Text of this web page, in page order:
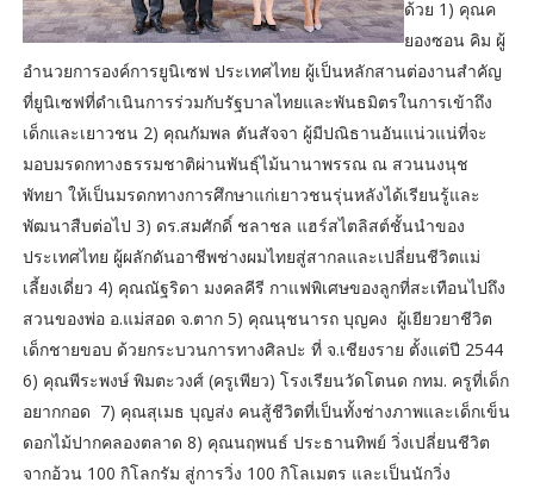
ด้วย 1) คุณค
ยองซอน คิม ผู้
อำนวยการองค์การยูนิเซฟ ประเทศไทย ผู้เป็นหลักสานต่องานสำคัญ
ที่ยูนิเซฟที่ดำเนินการร่วมกับรัฐบาลไทยและพันธมิตรในการเข้าถึง
เด็กและเยาวชน 2) คุณกัมพล ตันสัจจา ผู้มีปณิธานอันแน่วแน่ที่จะ
มอบมรดกทางธรรมชาติผ่านพันธุ์ไม้นานาพรรณ ณ สวนนงนุช
พัทยา ให้เป็นมรดกทางการศึกษาแก่เยาวชนรุ่นหลังได้เรียนรู้และ
พัฒนาสืบต่อไป 3) ดร.สมศักดิ์ ชลาชล แฮร์สไตลิสต์ชั้นนำของ
ประเทศไทย ผู้ผลักดันอาชีพช่างผมไทยสู่สากลและเปลี่ยนชีวิตแม่
เลี้ยงเดี่ยว 4) คุณณัฐริดา มงคลคีรี กาแฟพิเศษของลูกที่สะเทือนไปถึง
สวนของพ่อ อ.แม่สอด จ.ตาก 5) คุณนุชนารถ บุญคง ผู้เยียวยาชีวิต
เด็กชายขอบ ด้วยกระบวนการทางศิลปะ ที่ จ.เชียงราย ตั้งแต่ปี 2544
6) คุณพีระพงษ์ พิมตะวงศ์ (ครูเพียว) โรงเรียนวัดโตนด กทม. ครูที่เด็ก
อยากกอด 7) คุณสุเมธ บุญส่ง คนสู้ชีวิตที่เป็นทั้งช่างภาพและเด็กเข็น
ดอกไม้ปากคลองตลาด 8) คุณนฤพนธ์ ประธานทิพย์ วิ่งเปลี่ยนชีวิต
จากอ้วน 100 กิโลกรัม สู่การวิ่ง 100 กิโลเมตร และเป็นนักวิ่ง